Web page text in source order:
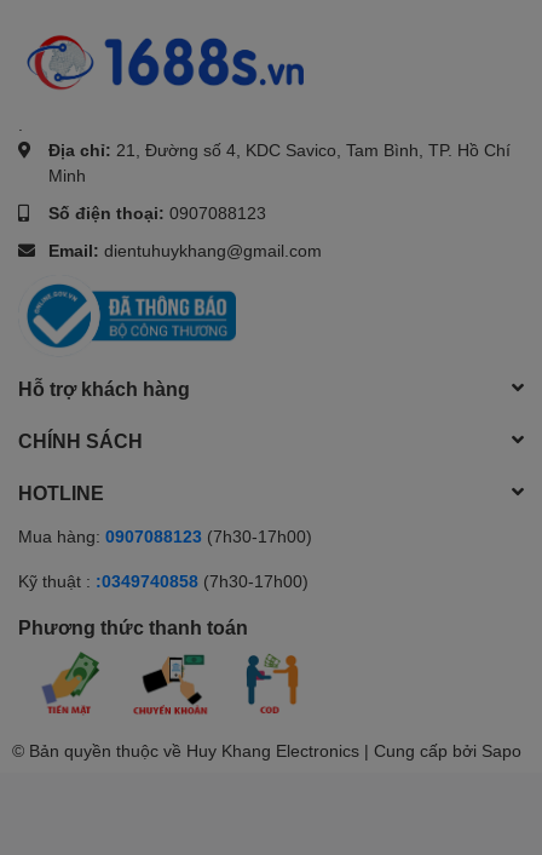
Địa chỉ: 21, Đường số 4, KDC Savico, Tam Bình, TP. Hồ Chí
Minh
Số điện thoại: 0907088123
Email: dientuhuykhang@gmail.com
Hỗ trợ khách hàng
CHÍNH SÁCH
HOTLINE
Mua hàng: 0907088123 (7h30-17h00)
Kỹ thuật : :0349740858 (7h30-17h00)
Phương thức thanh toán
© Bản quyền thuộc về Huy Khang Electronics | Cung cấp bởi Sapo